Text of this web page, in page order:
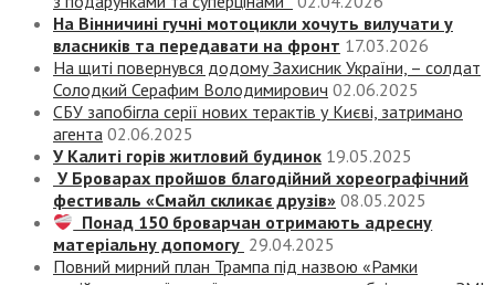
На Вінничині гучні мотоцикли хочуть вилучати у
власників та передавати на фронт 17.03.2026
На щиті повернувся додому Захисник України, – солдат
Солодкий Серафим Володимирович 02.06.2025
СБУ запобігла серії нових терактів у Києві, затримано
агента 02.06.2025
У Калиті горів житловий будинок 19.05.2025
У Броварах пройшов благодійний хореографічний
фестиваль «Смайл скликає друзів» 08.05.2025
Понад 150 броварчан отримають адресну
матеріальну допомогу 29.04.2025
Повний мирний план Трампа під назвою «‎Рамки